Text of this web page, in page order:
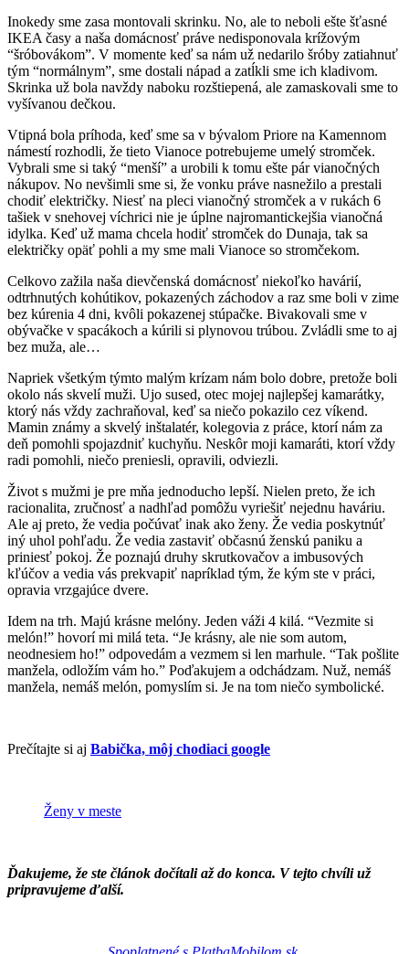
Inokedy sme zasa montovali skrinku. No, ale to neboli ešte šťasné
IKEA časy a naša domácnosť práve nedisponovala krížovým
“šróbovákom”. V momente keď sa nám už nedarilo šróby zatiahnuť
tým “normálnym”, sme dostali nápad a zatĺkli sme ich kladivom.
Skrinka už bola navždy naboku rozštiepená, ale zamaskovali sme to
vyšívanou dečkou.
Vtipná bola príhoda, keď sme sa v bývalom Priore na Kamennom
námestí rozhodli, že tieto Vianoce potrebujeme umelý stromček.
Vybrali sme si taký “menší” a urobili k tomu ešte pár vianočných
nákupov. No nevšimli sme si, že vonku práve nasnežilo a prestali
chodiť električky. Niesť na pleci vianočný stromček a v rukách 6
tašiek v snehovej víchrici nie je úplne najromantickejšia vianočná
idylka. Keď už mama chcela hodiť stromček do Dunaja, tak sa
električky opäť pohli a my sme mali Vianoce so stromčekom.
Celkovo zažila naša dievčenská domácnosť niekoľko havárií,
odtrhnutých kohútikov, pokazených záchodov a raz sme boli v zime
bez kúrenia 4 dni, kvôli pokazenej stúpačke. Bivakovali sme v
obývačke v spacákoch a kúrili si plynovou trúbou. Zvládli sme to aj
bez muža, ale…
Napriek všetkým týmto malým krízam nám bolo dobre, pretože boli
okolo nás skvelí muži. Ujo sused, otec mojej najlepšej kamarátky,
ktorý nás vždy zachraňoval, keď sa niečo pokazilo cez víkend.
Mamin známy a skvelý inštalatér, kolegovia z práce, ktorí nám za
deň pomohli spojazdniť kuchyňu. Neskôr moji kamaráti, ktorí vždy
radi pomohli, niečo preniesli, opravili, odviezli.
Život s mužmi je pre mňa jednoducho lepší. Nielen preto, že ich
racionalita, zručnosť a nadhľad pomôžu vyriešiť nejednu haváriu.
Ale aj preto, že vedia počúvať inak ako ženy. Že vedia poskytnúť
iný uhol pohľadu. Že vedia zastaviť občasnú ženskú paniku a
priniesť pokoj. Že poznajú druhy skrutkovačov a imbusových
kľúčov a vedia vás prekvapiť napríklad tým, že kým ste v práci,
opravia vrzgajúce dvere.
Idem na trh. Majú krásne melóny. Jeden váži 4 kilá. “Vezmite si
melón!” hovorí mi milá teta. “Je krásny, ale nie som autom,
neodnesiem ho!” odpovedám a vezmem si len marhule. “Tak pošlite
manžela, odložím vám ho.” Poďakujem a odchádzam. Nuž, nemáš
manžela, nemáš melón, pomyslím si. Je na tom niečo symbolické.
Prečítajte si aj Babička, môj chodiaci google
Ženy v meste
Ďakujeme, že ste článok dočítali až do konca. V tejto chvíli už
pripravujeme ďalší.